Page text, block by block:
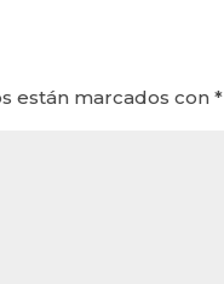
están marcados con*